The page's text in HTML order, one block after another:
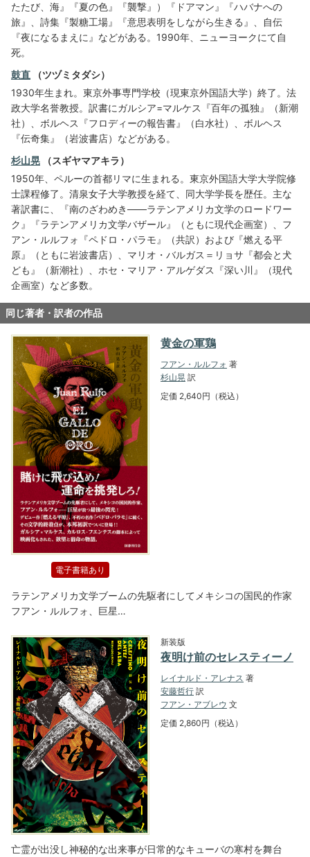
たたび、海』『夏の色』『襲撃』）『ドアマン』『ハバナへの
旅』、詩集『製糖工場』『意思表明をしながら生きる』、自伝
『夜になるまえに』などがある。1990年、ニューヨークにて自
死。
鼓直 （ツヅミタダシ）
1930年生まれ。東京外事専門学校（現東京外国語大学）終了。法
政大学名誉教授。訳書にガルシア=マルケス『百年の孤独』（新潮
社）、ボルヘス『フロディーの報告書』（白水社）、ボルヘス
『伝奇集』（岩波書店）などがある。
杉山晃 （スギヤマアキラ）
1950年、ペルーの首都リマに生まれる。東京外国語大学大学院修
士課程修了。清泉女子大学教授を経て、同大学学長を歴任。主な
著訳書に、『南のざわめき——ラテンアメリカ文学のロードワー
ク』『ラテンアメリカ文学バザール』（ともに現代企画室）、フ
アン・ルルフォ『ペドロ・パラモ』（共訳）および『燃える平
原』（ともに岩波書店）、マリオ・バルガス＝リョサ『都会と犬
ども』（新潮社）、ホセ・マリア・アルゲダス『深い川』（現代
企画室）など多数。
同じ著者・訳者の作品
電子書籍あり
黄金の軍鶏
フアン・ルルフォ 著
杉山晃 訳
定価 2,640円（税込）
ラテンアメリカ文学ブームの先駆者にしてメキシコの国民的作家
フアン・ルルフォ、巨星…
新装版
夜明け前のセレスティーノ
レイナルド・アレナス 著
安藤哲行 訳
フアン・アブレウ 文
定価 2,860円（税込）
亡霊が出没し神秘的な出来事が日常的なキューバの寒村を舞台